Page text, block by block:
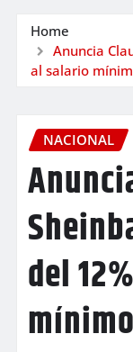
Home
Anuncia
al salario
NACIONAL
del
mínimo